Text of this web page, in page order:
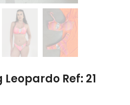
Ref: 21